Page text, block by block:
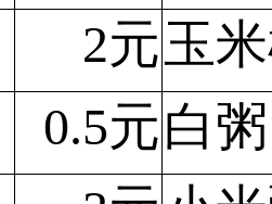
2元玉
0.5元白粥